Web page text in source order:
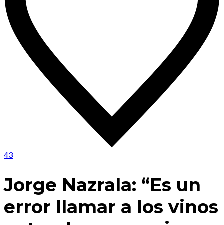
43
Jorge Nazrala: “Es un
error llamar a los vinos